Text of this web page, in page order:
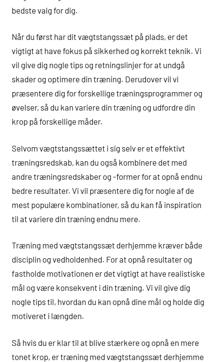
bedste valg for dig.
Når du først har dit vægtstangssæt på plads, er det
vigtigt at have fokus på sikkerhed og korrekt teknik. Vi
vil give dig nogle tips og retningslinjer for at undgå
skader og optimere din træning. Derudover vil vi
præsentere dig for forskellige træningsprogrammer og
øvelser, så du kan variere din træning og udfordre din
krop på forskellige måder.
Selvom vægtstangssættet i sig selv er et effektivt
træningsredskab, kan du også kombinere det med
andre træningsredskaber og -former for at opnå endnu
bedre resultater. Vi vil præsentere dig for nogle af de
mest populære kombinationer, så du kan få inspiration
til at variere din træning endnu mere.
Træning med vægtstangssæt derhjemme kræver både
disciplin og vedholdenhed. For at opnå resultater og
fastholde motivationen er det vigtigt at have realistiske
mål og være konsekvent i din træning. Vi vil give dig
nogle tips til, hvordan du kan opnå dine mål og holde dig
motiveret i længden.
Så hvis du er klar til at blive stærkere og opnå en mere
tonet krop, er træning med vægtstangssæt derhjemme